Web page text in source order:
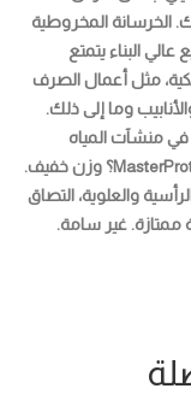
الخرسانة المخروطية
البناء يتمتع
مثل أعمال الصرف
وما إلى ذلك.
منشآت المياه
الصالحة للشرب. ما هي مميزات برنامج MasterProtect 2020؟ وزن خفيف.
والعلوية، التصاق
ممتازة. غير سامة.